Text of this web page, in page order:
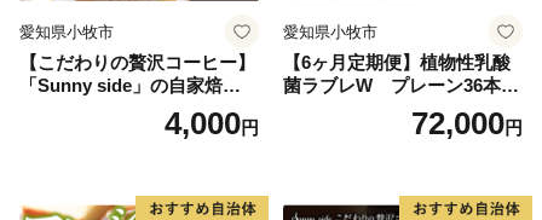
愛知県小牧市
【こだわりの贅沢コーヒー】
「Sunny side」の自家焙煎珈
琲ストロングブレンド（100
4,000円
愛知県小牧市
【6ヶ月定期便】植物性乳酸
菌ラブレW プレーン36本
72,000円